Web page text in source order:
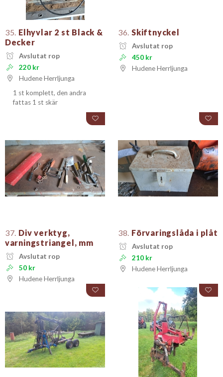
35. Elhyvlar 2 st Black &
Decker
Avslutat rop
220 kr
Hudene Herrljunga
1 st komplett, den andra
fattas 1 st skär
36. Skiftnyckel
Avslutat rop
450 kr
Hudene Herrljunga
37. Div verktyg,
varningstriangel, mm
Avslutat rop
50 kr
Hudene Herrljunga
38. Förvaringslåda i plåt
Avslutat rop
210 kr
Hudene Herrljunga